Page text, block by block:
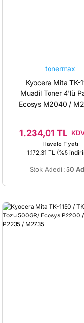
tonermax
Kyocera Mita TK-
Muadil Toner 4'lü
Ecosys M2040 /
1.234,01 TL
Havale Fiyatı
1.172,31 TL (%5
Stok Adedi : 50